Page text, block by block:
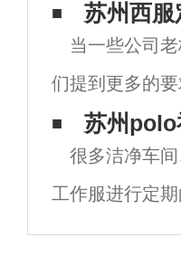
那样过于随便
商业性的娱乐
苏州西服
当一些公司
们提到更多的
购买不够了解
不合适的工作
苏州polo
很多洁净车
工作服进行定
绍一下工作服